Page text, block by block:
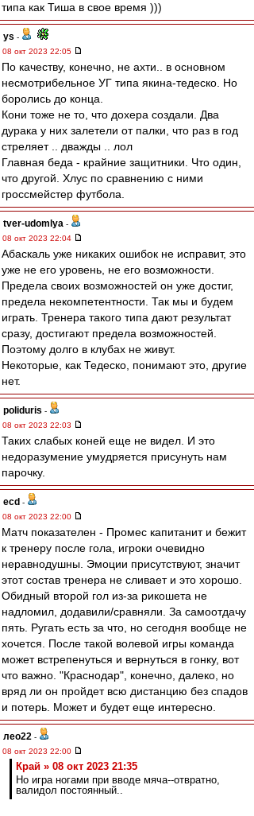
типа как Тиша в свое время )))
ys -
08 окт 2023 22:05
По качеству, конечно, не ахти.. в основном
несмотрибельное УГ типа якина-тедеско. Но
боролись до конца.
Кони тоже не то, что дохера создали. Два
дурака у них залетели от палки, что раз в год
стреляет .. дважды .. лол
Главная беда - крайние защитники. Что один,
что другой. Хлус по сравнению с ними
гроссмейстер футбола.
tver-udomlya -
08 окт 2023 22:04
Абаскаль уже никаких ошибок не исправит, это
уже не его уровень, не его возможности.
Предела своих возможностей он уже достиг,
предела некомпетентности. Так мы и будем
играть. Тренера такого типа дают результат
сразу, достигают предела возможностей.
Поэтому долго в клубах не живут.
Некоторые, как Тедеско, понимают это, другие
нет.
poliduris -
08 окт 2023 22:03
Таких слабых коней еще не видел. И это
недоразумение умудряется присунуть нам
парочку.
ecd -
08 окт 2023 22:00
Матч показателен - Промес капитанит и бежит
к тренеру после гола, игроки очевидно
неравнодушны. Эмоции присутствуют, значит
этот состав тренера не сливает и это хорошо.
Обидный второй гол из-за рикошета не
надломил, додавили/сравняли. За самоотдачу
пять. Ругать есть за что, но сегодня вообще не
хочется. После такой волевой игры команда
может встрепенуться и вернуться в гонку, вот
что важно. "Краснодар", конечно, далеко, но
вряд ли он пройдет всю дистанцию без спадов
и потерь. Может и будет еще интересно.
лео22 -
08 окт 2023 22:00
Край » 08 окт 2023 21:35
Но игра ногами при вводе мяча--отвратно,
валидол постоянный..